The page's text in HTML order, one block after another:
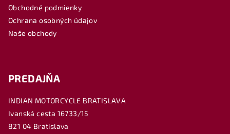
Obchodné podmienky
Ochrana osobných údajov
Naše obchody
PREDAJŇA
INDIAN MOTORCYCLE BRATISLAVA
Ivanská cesta 16733/15
821 04 Bratislava